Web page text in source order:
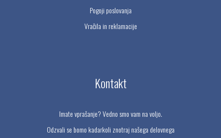
Pogoji poslovanja
Vračila in reklamacije
Kontakt
Imate vprašanje? Vedno smo vam na voljo.
Odzvali se bomo kadarkoli znotraj našega delovnega